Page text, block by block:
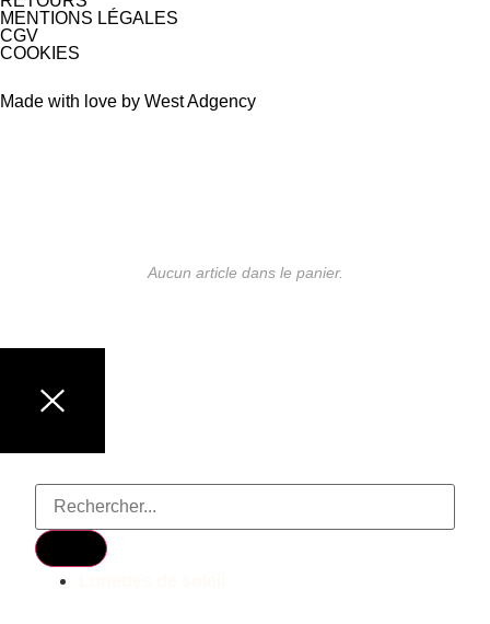
MENTIONS LÉGALES
CGV
COOKIES
Made with love by West Adgency
Aucun article dans le panier.